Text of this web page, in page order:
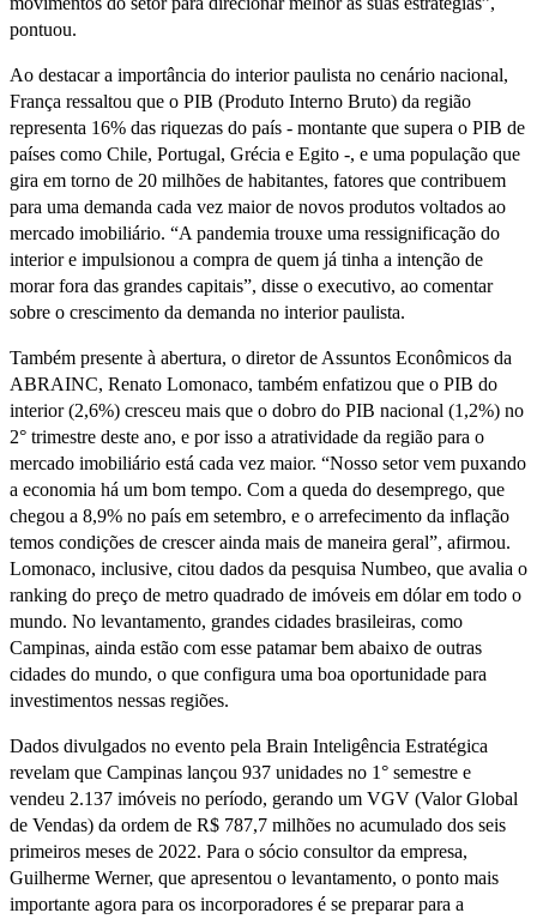
pontuou.
Ao destacar a importância do interior paulista no cenário nacional,
França ressaltou que o PIB (Produto Interno Bruto) da região
representa 16% das riquezas do país - montante que supera o PIB de
países como Chile, Portugal, Grécia e Egito -, e uma população que
gira em torno de 20 milhões de habitantes, fatores que contribuem
para uma demanda cada vez maior de novos produtos voltados ao
mercado imobiliário. “A pandemia trouxe uma ressignificação do
interior e impulsionou a compra de quem já tinha a intenção de
morar fora das grandes capitais”, disse o executivo, ao comentar
sobre o crescimento da demanda no interior paulista.
Também presente à abertura, o diretor de Assuntos Econômicos da
ABRAINC, Renato Lomonaco, também enfatizou que o PIB do
interior (2,6%) cresceu mais que o dobro do PIB nacional (1,2%) no
2° trimestre deste ano, e por isso a atratividade da região para o
mercado imobiliário está cada vez maior. “Nosso setor vem puxando
a economia há um bom tempo. Com a queda do desemprego, que
chegou a 8,9% no país em setembro, e o arrefecimento da inflação
temos condições de crescer ainda mais de maneira geral”, afirmou.
Lomonaco, inclusive, citou dados da pesquisa Numbeo, que avalia o
ranking do preço de metro quadrado de imóveis em dólar em todo o
mundo. No levantamento, grandes cidades brasileiras, como
Campinas, ainda estão com esse patamar bem abaixo de outras
cidades do mundo, o que configura uma boa oportunidade para
investimentos nessas regiões.
Dados divulgados no evento pela Brain Inteligência Estratégica
revelam que Campinas lançou 937 unidades no 1° semestre e
vendeu 2.137 imóveis no período, gerando um VGV (Valor Global
de Vendas) da ordem de R$ 787,7 milhões no acumulado dos seis
primeiros meses de 2022. Para o sócio consultor da empresa,
Guilherme Werner, que apresentou o levantamento, o ponto mais
importante agora para os incorporadores é se preparar para a